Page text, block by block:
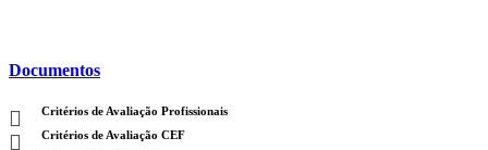
Documentos
Critérios de Avaliação Profissionais
Critérios de Avaliação CEF